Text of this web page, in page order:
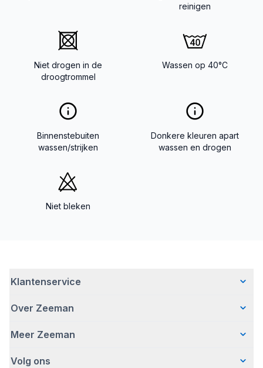
reinigen
Niet drogen in de
droogtrommel
Wassen op 40°C
Binnenstebuiten
wassen/strijken
Donkere kleuren apart
wassen en drogen
Niet bleken
Klantenservice
Veelgestelde vragen
Bezorgen
Over Zeeman
Wie wij zijn
Hoe wij verantwoord ondernemen
Meer Zeeman
Veiligheidswaarschuwing
Volg ons